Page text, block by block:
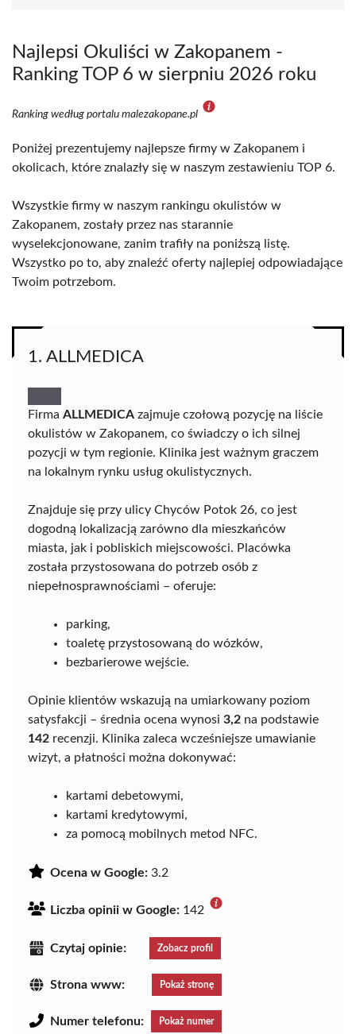
Najlepsi Okuliści w Zakopanem -
Ranking TOP 6 w sierpniu 2026 roku
Ranking według portalu malezakopane.pl
Poniżej prezentujemy najlepsze firmy w Zakopanem i
okolicach, które znalazły się w naszym zestawieniu TOP 6.
Wszystkie firmy w naszym rankingu okulistów w
Zakopanem, zostały przez nas starannie
wyselekcjonowane, zanim trafiły na poniższą listę.
Wszystko po to, aby znaleźć oferty najlepiej odpowiadające
Twoim potrzebom.
1. ALLMEDICA
Firma ALLMEDICA zajmuje czołową pozycję na liście
okulistów w Zakopanem, co świadczy o ich silnej
pozycji w tym regionie. Klinika jest ważnym graczem
na lokalnym rynku usług okulistycznych.
Znajduje się przy ulicy Chyców Potok 26, co jest
dogodną lokalizacją zarówno dla mieszkańców
miasta, jak i pobliskich miejscowości. Placówka
została przystosowana do potrzeb osób z
niepełnosprawnościami – oferuje:
parking,
toaletę przystosowaną do wózków,
bezbarierowe wejście.
Opinie klientów wskazują na umiarkowany poziom
satysfakcji – średnia ocena wynosi 3,2 na podstawie
142 recenzji. Klinika zaleca wcześniejsze umawianie
wizyt, a płatności można dokonywać:
kartami debetowymi,
kartami kredytowymi,
za pomocą mobilnych metod NFC.
Ocena w Google: 3.2
Liczba opinii w Google: 142
Czytaj opinie: Zobacz profil
Strona www: Pokaż stronę
Numer telefonu: Pokaż numer